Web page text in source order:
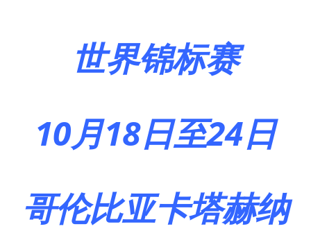
世界锦标赛
10月18日至24日
哥伦比亚卡塔赫纳